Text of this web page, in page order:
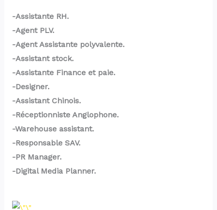
-Assistante RH.
-Agent PLV.
-Agent Assistante polyvalente.
-Assistant stock.
-Assistante Finance et paie.
-Designer.
-Assistant Chinois.
-Réceptionniste Anglophone.
-Warehouse assistant.
-Responsable SAV.
-PR Manager.
-Digital Media Planner.